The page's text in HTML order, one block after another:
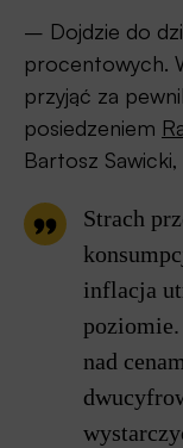
– Dojdzie do
procentowych.
przyjąć za
posiedzeniem
Bartosz
Strach
inflacja
poziomie.
nad